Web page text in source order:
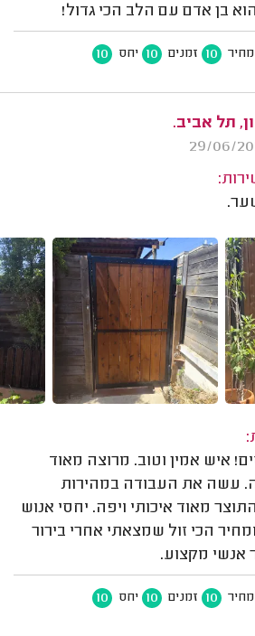
בן אדם עם הלב הכי גדול!
מחיר 10 זמנים 10 יחס 10
תל אביב.
איש אמין וטוב. מרוצה מאוד
עשה את העבודה במהירות
מאוד איכותי ויפה. יחסי אנוש
ומחיר הכי זול שמצאתי אחרי בירור
אנשי מקצוע.
מחיר 10 זמנים 10 יחס 10